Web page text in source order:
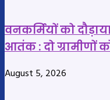
की
हुई
आगे
बना
पीपल
पेड़,
वनकर्मियों को
आतंक : दो ग्रामीणों
August 5, 2026